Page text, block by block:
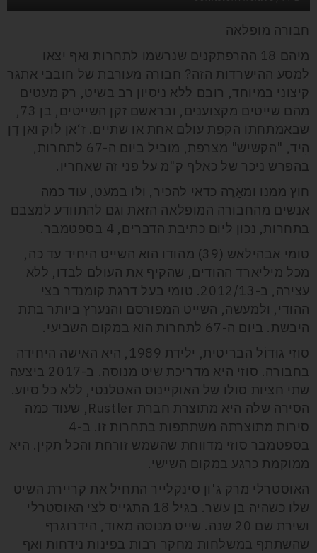
חבורה מופלאה
מיהם 18 ההרפתקנים שנרשמו לתחרות ואף יצאו
למסע ההישרדות הזה? חבורה מעורבת של חובבי אתגר
קיצוני במיוחד, רובם ללא ניסיון רב בשיט, רק מעטים
מהם שייטים מקצוענים, ובראשם זקן השייטים, בן 73,
שבאמתחתו הקפת עולם אחת או שתיים. ז‘אן לוק ואן דֶן
הִיד, "הקשיש" מצרפת, מוביל ביום ה-67 לתחרות,
בהפרש ניכר של כאלף ק"מ על פני זה שאחריו.
חוץ ממנו ומאַרֶה כדאי להכיר, ולו במעט, עוד כמה
אנשים מהחבורה המופלאה הזאת וגם להתוודע למצבם
בתחרות, נכון ליום כתיבת הדברים, 4 בספטמבר.
טומי אבהילאש (39) מהודו הוא השייט היחיד עד כה,
מכל מיליארד ההודים, שהקיף את העולם לבדו, ללא
עצירה, ב-2012/13. טומי בעל דרגת קומנדר בצי
ההודי, ולמעשה, השייט המפורסם והנערץ ביותר בתת
היבשת. ביום ה-67 לתחרות הוא במקום השביעי.
סוזי גוּדוֹל הבריטית, ילידת 1989, היא האישה היחידה
בחבורה. סוזי היא מדריכת שיט מנוסה. ב-2017 ביצעה
שתי חציות סולו של האוקיינוס האטלנטי, ללא כל סיוע.
הסירה שלה היא מתוצרת חברת Rustler, שעוד כמה
סירות מתוצרתה משתתפות בתחרות זו. ב-4
בספטמבר סוזי מדווחת שהשמש זורחת והכל תקין. היא
ממוקמת כרגע במקום השישי.
האוסטרלי מרק ג'ון סינקלייר התחיל את קריירת השיט
שלו כשהיה בן עשר. בגיל 18 התגייס לצי האוסטרלי
ושירת שם 20 שנה. שייט מנוסה מאוד, הידרוגרף
שהשתתף במשלחות מחקר רבות בפינות נידחות ואף